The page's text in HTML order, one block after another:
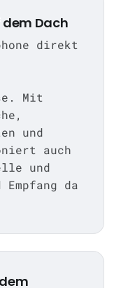
Dach
direkt
Mit
und
auch
und
da